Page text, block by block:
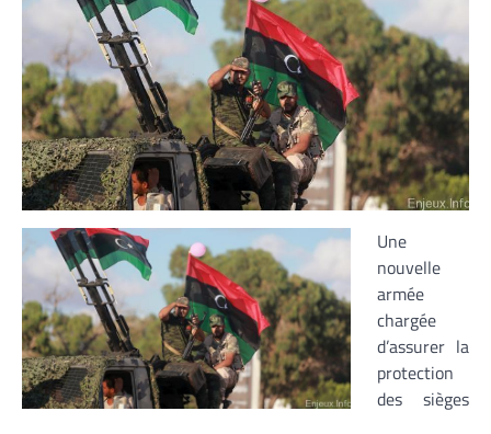
Une
nouvelle
armée
chargée
d’assurer la
protection
des sièges